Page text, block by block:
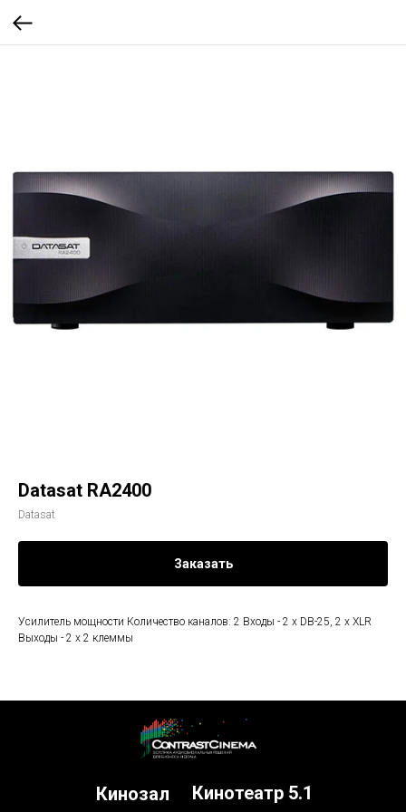
Datasat RA2400
Datasat
Заказать
Усилитель мощности Количество каналов: 2 Входы - 2 x DB-25, 2 x XLR
Выходы - 2 x 2 клеммы
Кинотеатр 5.1
Кинозал